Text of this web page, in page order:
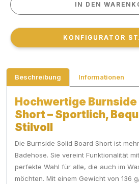
IN DEN
IN DEN
KONFIGURATOR
KONFIGURATOR
Beschreibung Informationen
Hochwertige Burnside
Short – Sportlich,
Stilvoll
Die Burnside Solid Board Short ist
Badehose. Sie vereint Funktionalität
perfekte Wahl für alle, die auch im
möchten. Mit einem Gewicht von 136